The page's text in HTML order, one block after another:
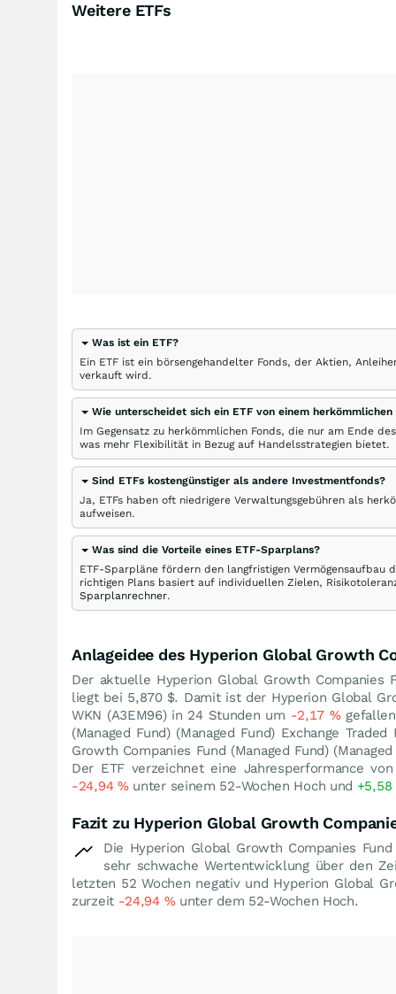
Weitere ETFs
Was ist ein ETF?
Ein ETF ist ein börsengehandelter Fonds, der Aktien,
verkauft wird.
Wie unterscheidet sich ein ETF von einem herkömmlichen
Im Gegensatz zu herkömmlichen Fonds, die nur am Ende
was mehr Flexibilität in Bezug auf Handelsstrategien bietet.
Sind ETFs kostengünstiger als andere Investmentfonds?
Ja, ETFs haben oft niedrigere Verwaltungsgebühren als
aufweisen.
Was sind die Vorteile eines ETF-Sparplans?
ETF-Sparpläne fördern den langfristigen Vermögensaufbau
richtigen Plans basiert auf individuellen Zielen,
Sparplanrechner.
Anlageidee des Hyperion Global Growth
Der aktuelle Hyperion Global Growth Companies
liegt bei 5,870 $. Damit ist der Hyperion Global
WKN (A3EM96) in 24 Stunden um -2,17 %
(Managed Fund) (Managed Fund) Exchange
Growth Companies Fund (Managed Fund)
Der ETF verzeichnet eine Jahresperformance von
-24,94 %unter seinem 52-Wochen Hoch und +5,58
Fazit zu Hyperion Global Growth
Die Hyperion Global Growth Companies
sehr schwache Wertentwicklung über den
letzten 52 Wochen negativ und Hyperion Global
zurzeit -24,94 %unter dem 52-Wochen Hoch.